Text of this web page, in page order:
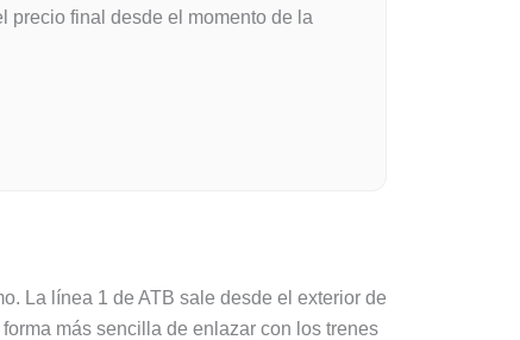
precio final desde el momento de la
La línea 1 de ATB sale desde el exterior de
más sencilla de enlazar con los trenes